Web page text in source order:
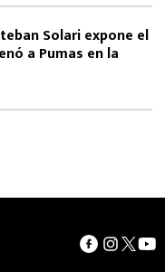
Solari expone el
a Pumas en la